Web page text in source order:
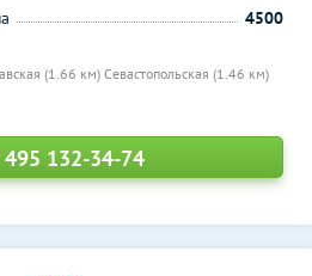
(1.66 км) Севастопольская (1.46 км)
4500
495 132-34-74